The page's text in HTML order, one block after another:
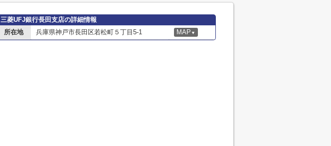
三菱UFJ銀行長田支店の詳細情報
所在地
兵庫県神戸市長田区若松町５丁目5-1 MAP ▼